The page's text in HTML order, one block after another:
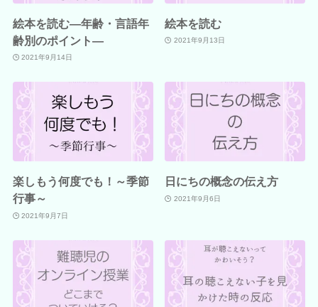
絵本を読む―年齢・言語年
齢別のポイント―
2021年9月14日
絵本を読む
2021年9月13日
楽しもう何度でも！～季節
行事～
2021年9月7日
日にちの概念の伝え方
2021年9月6日